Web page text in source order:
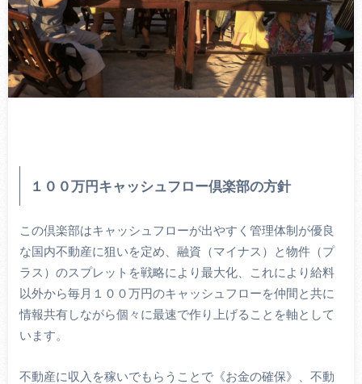
１００万円キャッシュフロー倶楽部の方針
この倶楽部はキャッシュフローが出やすく管理体制が優良
な国内不動産に狙いを定め、融資（マイナス）と物件（プ
ラス）のスプレットを戦略により最大化、これにより給料
以外から毎月１００万円のキャッシュフローを仲間と共に
情報共有しながら個々に最速で作り上げることを軸として
います。
不動産に収入を稼いでもらうことで《お金の確保》、不動